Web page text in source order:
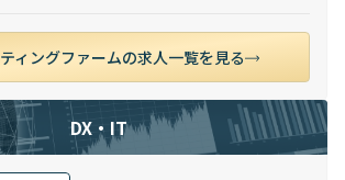
ィングファームの求人一覧を見る
DX・IT